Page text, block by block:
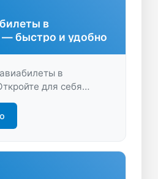
в
— быстро и удобно
в
для себя
времени на
цены, выберите
пересадок и